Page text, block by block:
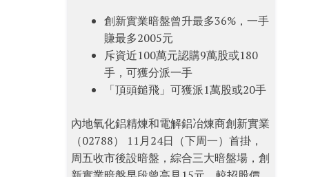
創新實業暗盤曾升最多36%，一手
賺最多2005元
斥資近100萬元認購9萬股或180
手，可獲分派一手
「頂頭鎚飛」可獲派1萬股或20手
內地氧化鋁精煉和電解鋁冶煉商創新實業
（02788） 11月24日（下周一）首掛，
周五收市後設暗盤，綜合三大暗盤場，創